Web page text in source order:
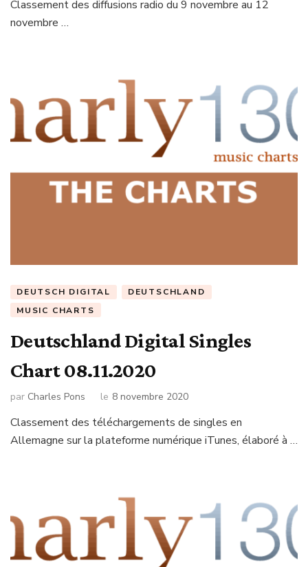
Classement des diffusions radio du 9 novembre au 12
novembre …
DEUTSCH DIGITAL
DEUTSCHLAND
MUSIC CHARTS
Deutschland Digital Singles
Chart 08.11.2020
par Charles Pons le 8 novembre 2020
Classement des téléchargements de singles en
Allemagne sur la plateforme numérique iTunes, élaboré à …